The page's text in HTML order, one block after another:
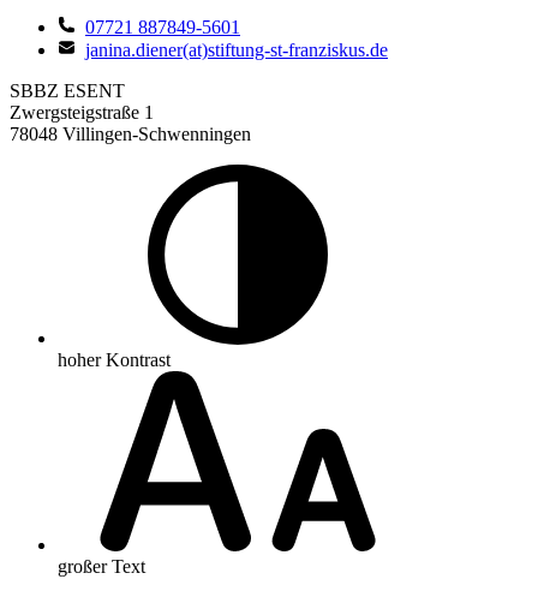
07721 887849-5601
janina.diener(at)stiftung-st-franziskus.de
SBBZ ESENT
Zwergsteigstraße 1
78048 Villingen-Schwenningen
hoher Kontrast
großer Text